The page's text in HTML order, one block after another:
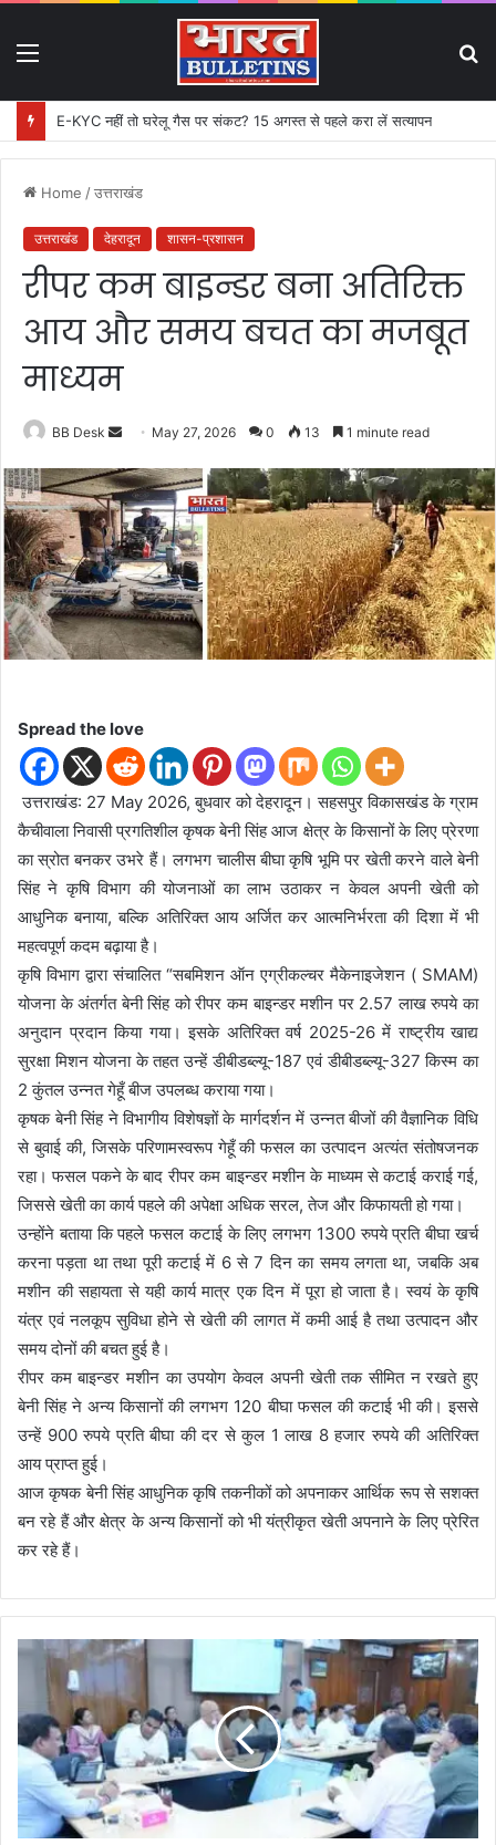
E-KYC नहीं तो घरेलू गैस पर संकट? 15 अगस्त से पहले करा लें सत्यापन
Home /उत्तराखंड
उत्तराखंड देहरादून शासन-प्रशासन
रीपर कम बाइन्डर बना अतिरिक्त
आय और समय बचत का मजबूत
माध्यम
BB Desk
n
d
a
n
e
m
a
May 27, 2026 0 13 1 minute read
Spread the love
उत्तराखंड: 27 May 2026, बुधवार को देहरादून। सहसपुर विकासखंड के ग्राम
कैचीवाला निवासी प्रगतिशील कृषक बेनी सिंह आज क्षेत्र के किसानों के लिए प्रेरणा
का स्रोत बनकर उभरे हैं। लगभग चालीस बीघा कृषि भूमि पर खेती करने वाले बेनी
सिंह ने कृषि विभाग की योजनाओं का लाभ उठाकर न केवल अपनी खेती को
आधुनिक बनाया, बल्कि अतिरिक्त आय अर्जित कर आत्मनिर्भरता की दिशा में भी
महत्वपूर्ण कदम बढ़ाया है।
कृषि विभाग द्वारा संचालित “सबमिशन ऑन एग्रीकल्चर मैकेनाइजेशन ( SMAM)
योजना के अंतर्गत बेनी सिंह को रीपर कम बाइन्डर मशीन पर 2.57 लाख रुपये का
अनुदान प्रदान किया गया। इसके अतिरिक्त वर्ष 2025-26 में राष्ट्रीय खाद्य
सुरक्षा मिशन योजना के तहत उन्हें डीबीडब्ल्यू-187 एवं डीबीडब्ल्यू-327 किस्म का
2 कुंतल उन्नत गेहूँ बीज उपलब्ध कराया गया।
कृषक बेनी सिंह ने विभागीय विशेषज्ञों के मार्गदर्शन में उन्नत बीजों की वैज्ञानिक विधि
से बुवाई की, जिसके परिणामस्वरूप गेहूँ की फसल का उत्पादन अत्यंत संतोषजनक
रहा। फसल पकने के बाद रीपर कम बाइन्डर मशीन के माध्यम से कटाई कराई गई,
जिससे खेती का कार्य पहले की अपेक्षा अधिक सरल, तेज और किफायती हो गया।
उन्होंने बताया कि पहले फसल कटाई के लिए लगभग 1300 रुपये प्रति बीघा खर्च
करना पड़ता था तथा पूरी कटाई में 6 से 7 दिन का समय लगता था, जबकि अब
मशीन की सहायता से यही कार्य मात्र एक दिन में पूरा हो जाता है। स्वयं के कृषि
यंत्र एवं नलकूप सुविधा होने से खेती की लागत में कमी आई है तथा उत्पादन और
समय दोनों की बचत हुई है।
रीपर कम बाइन्डर मशीन का उपयोग केवल अपनी खेती तक सीमित न रखते हुए
बेनी सिंह ने अन्य किसानों की लगभग 120 बीघा फसल की कटाई भी की। इससे
उन्हें 900 रुपये प्रति बीघा की दर से कुल 1 लाख 8 हजार रुपये की अतिरिक्त
आय प्राप्त हुई।
आज कृषक बेनी सिंह आधुनिक कृषि तकनीकों को अपनाकर आर्थिक रूप से सशक्त
बन रहे हैं और क्षेत्र के अन्य किसानों को भी यंत्रीकृत खेती अपनाने के लिए प्रेरित
कर रहे हैं।